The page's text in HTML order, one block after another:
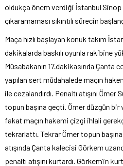
oldukça önem verdiği İstanbul Sinop
çıkaramaması sıkıntılı sürecin
Maça hızlı başlayan konuk takım
dakikalarda baskılı oyunla rakibine
Müsabakanın 17.dakikasında Çanta
yapılan sert müdahalede maçın
ile cezalandırdı. Penaltı atışını
topun başına geçti. Ömer düzgün
fakat maçın hakemi çizgi ihlali
tekrarlattı. Tekrar Ömer topun
atışında Çanta kalecisi Görkem
penaltı atışını kurtardı. Görkem’in